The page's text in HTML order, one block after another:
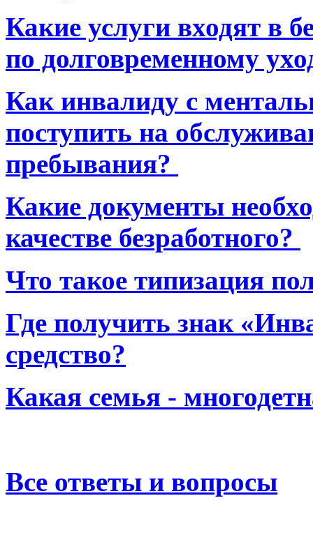
Какие услуги входят в
по долговременному
Как инвалиду с
поступить на
пребывания?
Какие документы
качестве безработного?
Что такое типизация
Где получить знак
средство?
Какая семья -
Все ответы и вопросы